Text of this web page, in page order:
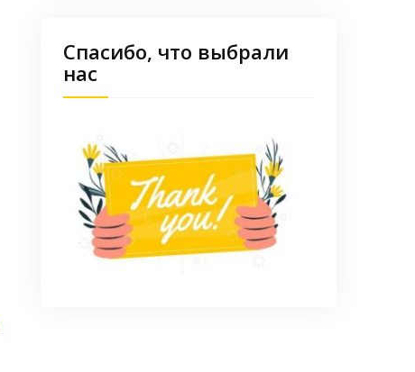
Спасибо, что выбрали
нас